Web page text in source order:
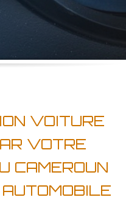
VOITURE
VOTRE
CAMEROUN